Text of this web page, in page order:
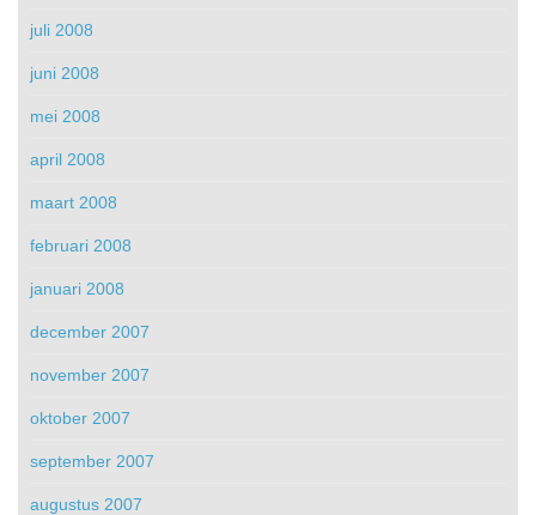
juli 2008
juni 2008
mei 2008
april 2008
maart 2008
februari 2008
januari 2008
december 2007
november 2007
oktober 2007
september 2007
augustus 2007